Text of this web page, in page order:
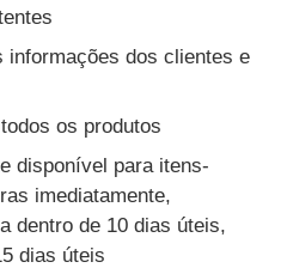
informações dos clientes e
os produtos
disponível para itens-
imediatamente,
dentro de 10 dias úteis,
dias úteis